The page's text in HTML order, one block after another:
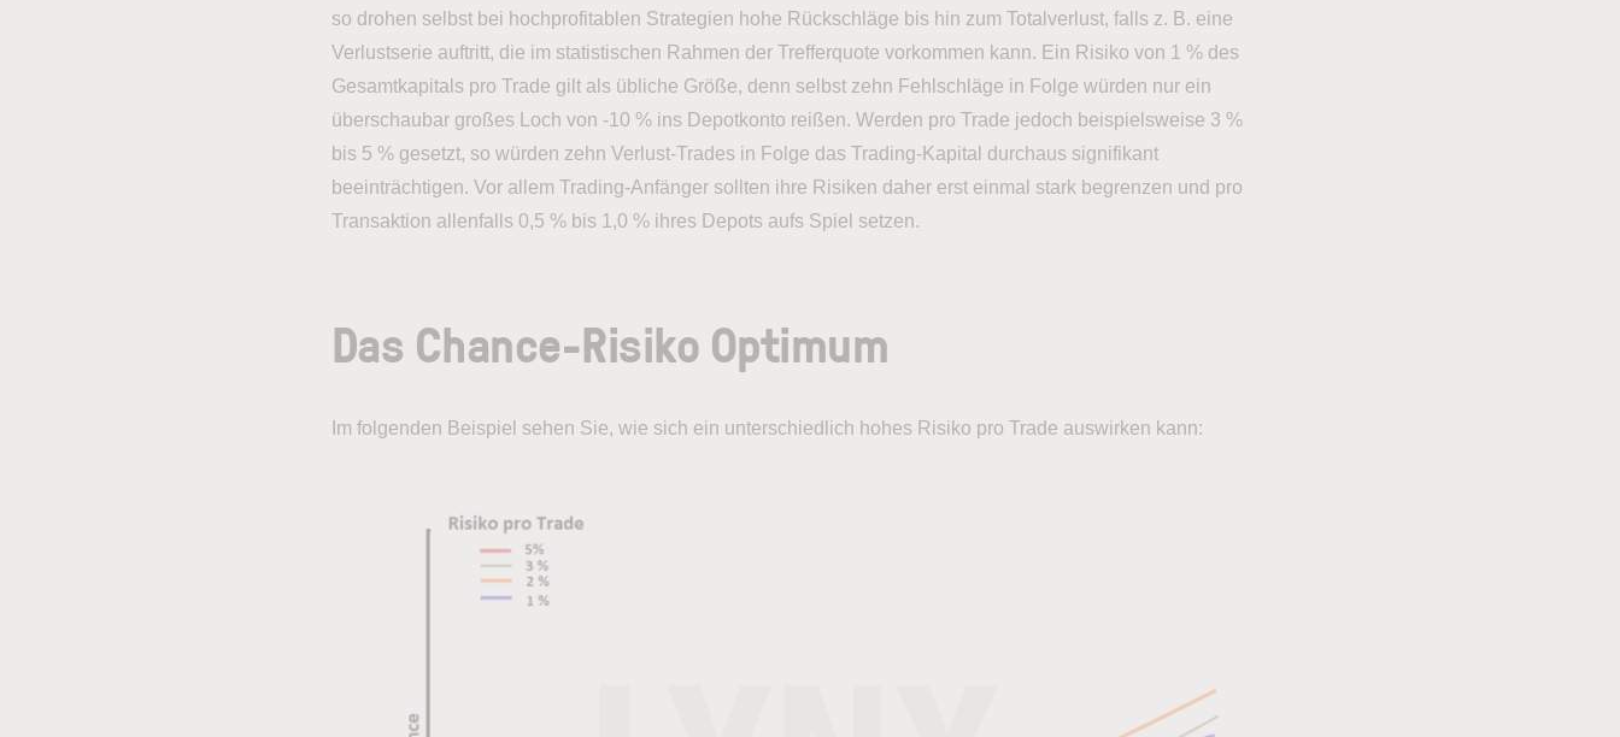
so drohen selbst bei hochprofitablen Strategien hohe Rückschläge bis hin zum Totalverlust, falls z. B. eine
Verlustserie auftritt, die im statistischen Rahmen der Trefferquote vorkommen kann. Ein Risiko von 1 % des
Gesamtkapitals pro Trade gilt als übliche Größe, denn selbst zehn Fehlschläge in Folge würden nur ein
überschaubar großes Loch von -10 % ins Depotkonto reißen. Werden pro Trade jedoch beispielsweise 3 %
bis 5 % gesetzt, so würden zehn Verlust-Trades in Folge das Trading-Kapital durchaus signifikant
beeinträchtigen. Vor allem Trading-Anfänger sollten ihre Risiken daher erst einmal stark begrenzen und pro
Transaktion allenfalls 0,5 % bis 1,0 % ihres Depots aufs Spiel setzen.
Das Chance-Risiko Optimum
Im folgenden Beispiel sehen Sie, wie sich ein unterschiedlich hohes Risiko pro Trade auswirken kann: